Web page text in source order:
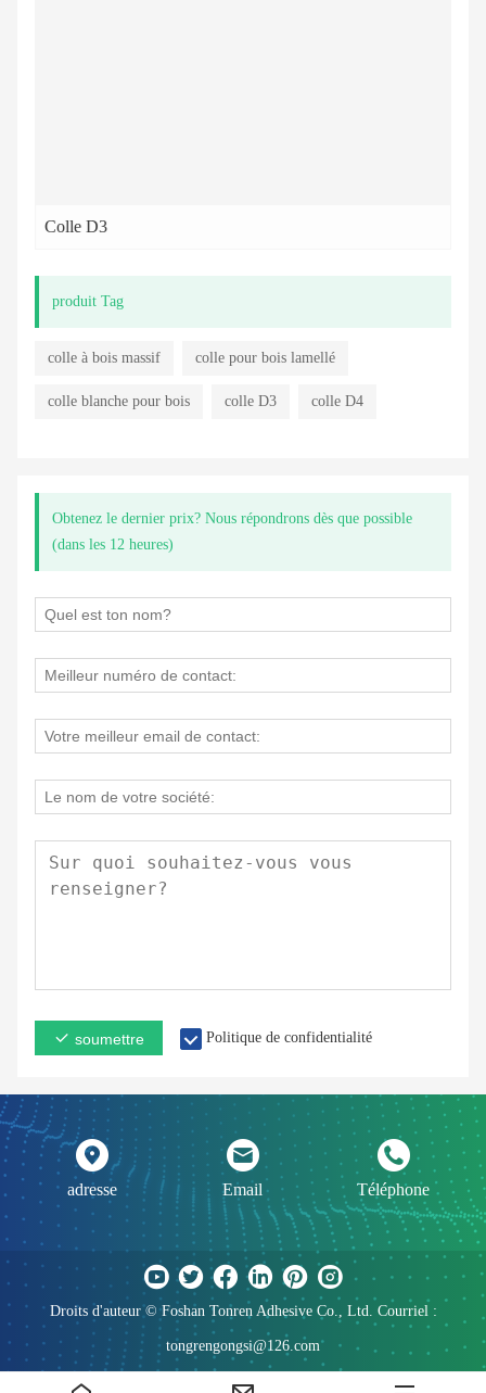
Colle D3
produit Tag
colle à bois massif colle pour bois lamellé
colle blanche pour bois colle D3 colle D4
Obtenez le dernier prix? Nous répondrons dès que possible
(dans les 12 heures)
soumettre Politique de confidentialité
adresse Email Téléphone
Droits d'auteur © Foshan Tonren Adhesive Co., Ltd. Courriel :
tongrengongsi@126.com